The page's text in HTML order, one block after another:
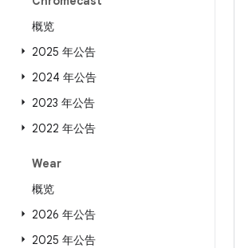
概览
2025 年公告
2024 年公告
2023 年公告
2022 年公告
Wear
概览
2026 年公告
2025 年公告